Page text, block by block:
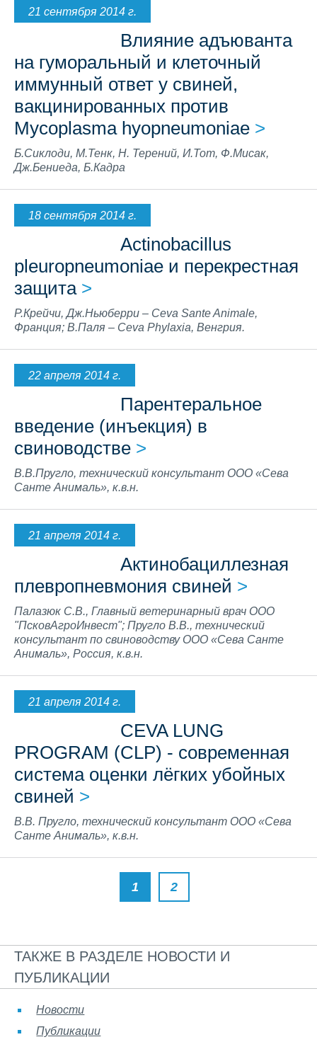
21 сентября 2014 г.
Влияние адъюванта
на гуморальный и клеточный
иммунный ответ у свиней,
вакцинированных против
Mycoplasma hyopneumoniae >
Б.Сиклоди, М.Тенк, Н. Терений, И.Тот, Ф.Мисак,
Дж.Бениеда, Б.Кадра
18 сентября 2014 г.
Actinobacillus
pleuropneumoniae и перекрестная
защита >
Р.Крейчи, Дж.Ньюберри – Ceva Sante Animale,
Франция; В.Паля – Ceva Phylaxia, Венгрия.
22 апреля 2014 г.
Парентеральное
введение (инъекция) в
свиноводстве >
В.В.Пругло, технический консультант ООО «Сева
Санте Анималь», к.в.н.
21 апреля 2014 г.
Актинобациллезная
плевропневмония свиней >
Палазюк С.В., Главный ветеринарный врач ООО
"ПсковАгроИнвест"; Пругло В.В., технический
консультант по свиноводству ООО «Сева Санте
Анималь», Россия, к.в.н.
21 апреля 2014 г.
CEVA LUNG
PROGRAM (CLP) - современная
система оценки лёгких убойных
свиней >
В.В. Пругло, технический консультант ООО «Сева
Санте Анималь», к.в.н.
1 2
ТАКЖЕ В РАЗДЕЛЕ НОВОСТИ И
ПУБЛИКАЦИИ
Новости
Публикации